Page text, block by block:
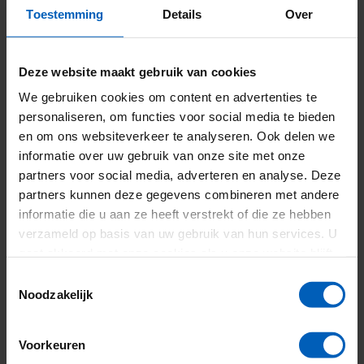
Toestemming Details Over
Deze website maakt gebruik van cookies
We gebruiken cookies om content en advertenties te
personaliseren, om functies voor social media te bieden
en om ons websiteverkeer te analyseren. Ook delen we
informatie over uw gebruik van onze site met onze
partners voor social media, adverteren en analyse. Deze
partners kunnen deze gegevens combineren met andere
informatie die u aan ze heeft verstrekt of die ze hebben
verzameld op basis van uw gebruik van hun services. U
Noodzakelijk
Voorkeuren
Veiligheid en
inzetbaarheid
De PDX-Heistelling is ontworpen met oog voor veiligheid
en voldoet aan de EN16228-normering. Dankzij de
machine ideaal voor gebruik op uitdagende projecten,
beperkte ruimtes.